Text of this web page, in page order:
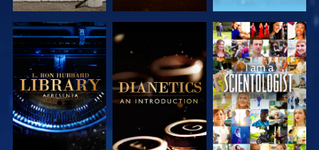
EXPLORAR A
SÉRIE
EXPLORAR A
SÉRIE
VER